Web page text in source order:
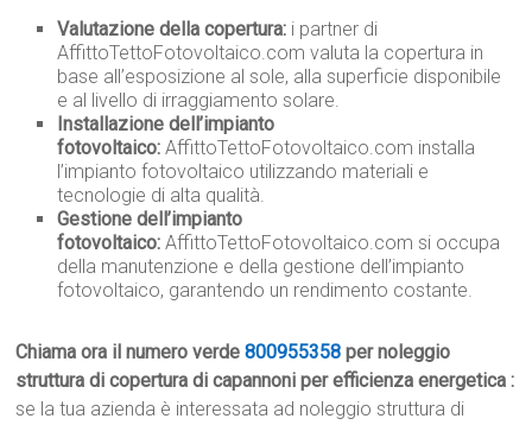
Valutazione della copertura: i partner di
AffittoTettoFotovoltaico.com valuta la copertura in
base all’esposizione al sole, alla superficie disponibile
e al livello di irraggiamento solare.
Installazione dell’impianto
fotovoltaico: AffittoTettoFotovoltaico.com installa
l’impianto fotovoltaico utilizzando materiali e
tecnologie di alta qualità.
Gestione dell’impianto
fotovoltaico: AffittoTettoFotovoltaico.com si occupa
della manutenzione e della gestione dell’impianto
fotovoltaico, garantendo un rendimento costante.
Chiama ora il numero verde800955358 per noleggio
struttura di copertura di capannoni per efficienza energetica :
se la tua azienda è interessata ad noleggio struttura di